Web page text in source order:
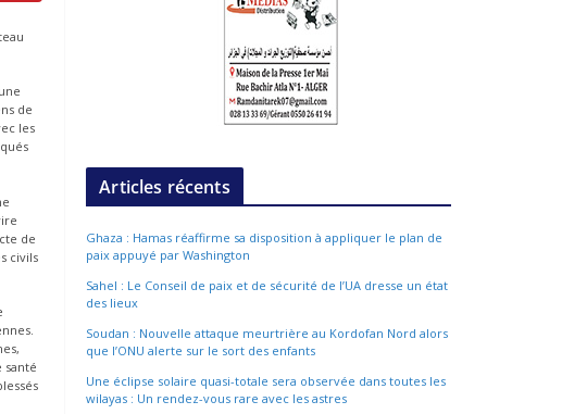
de
les
de
civils
santé
Articles récents
Ghaza : Hamas réaffirme sa disposition à appliquer le plan de
paix appuyé par Washington
Sahel : Le Conseil de paix et de sécurité de l’UA dresse un état
des lieux
Soudan : Nouvelle attaque meurtrière au Kordofan Nord alors
que l’ONU alerte sur le sort des enfants
Une éclipse solaire quasi-totale sera observée dans toutes les
wilayas : Un rendez-vous rare avec les astres